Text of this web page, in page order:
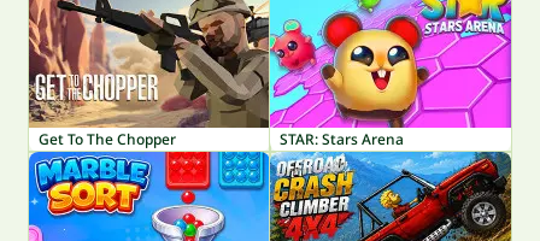
Get To The Chopper STAR: Stars Arena